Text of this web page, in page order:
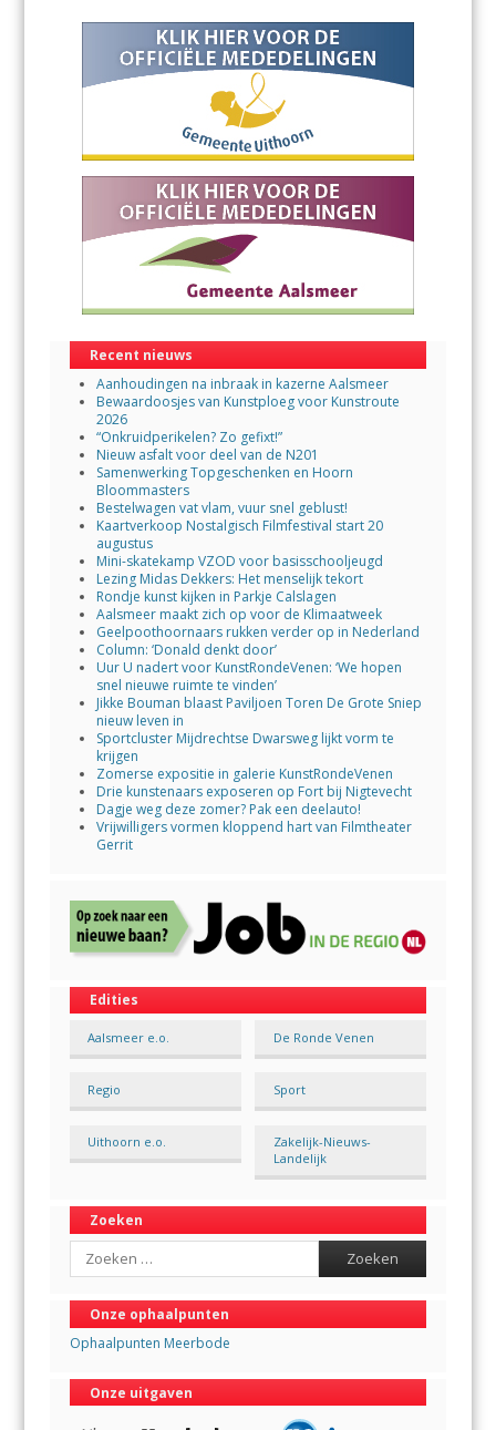
Recent nieuws
Aanhoudingen na inbraak in kazerne Aalsmeer
Bewaardoosjes van Kunstploeg voor Kunstroute
2026
“Onkruidperikelen? Zo gefixt!”
Nieuw asfalt voor deel van de N201
Samenwerking Topgeschenken en Hoorn
Bloommasters
Bestelwagen vat vlam, vuur snel geblust!
Kaartverkoop Nostalgisch Filmfestival start 20
augustus
Mini-skatekamp VZOD voor basisschooljeugd
Lezing Midas Dekkers: Het menselijk tekort
Rondje kunst kijken in Parkje Calslagen
Aalsmeer maakt zich op voor de Klimaatweek
Geelpoothoornaars rukken verder op in Nederland
Column: ‘Donald denkt door’
Uur U nadert voor KunstRondeVenen: ‘We hopen
snel nieuwe ruimte te vinden’
Jikke Bouman blaast Paviljoen Toren De Grote Sniep
nieuw leven in
Sportcluster Mijdrechtse Dwarsweg lijkt vorm te
krijgen
Zomerse expositie in galerie KunstRondeVenen
Drie kunstenaars exposeren op Fort bij Nigtevecht
Dagje weg deze zomer? Pak een deelauto!
Vrijwilligers vormen kloppend hart van Filmtheater
Gerrit
Edities
Aalsmeer e.o. De Ronde Venen
Regio Sport
Uithoorn e.o.
Zakelijk-Nieuws-
Landelijk
Zoeken
Search
Onze ophaalpunten
Ophaalpunten Meerbode
Onze uitgaven